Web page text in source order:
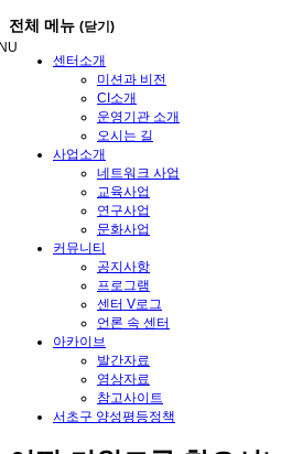
메
뉴
전체 메뉴 (닫기)
센터소개
미션과 비전
CI소개
운영기관 소개
오시는 길
사업소개
네트워크 사업
교육사업
연구사업
문화사업
커뮤니티
공지사항
프로그램
센터 V로그
언론 속 센터
아카이브
발간자료
영상자료
참고사이트
서초구 양성평등정책